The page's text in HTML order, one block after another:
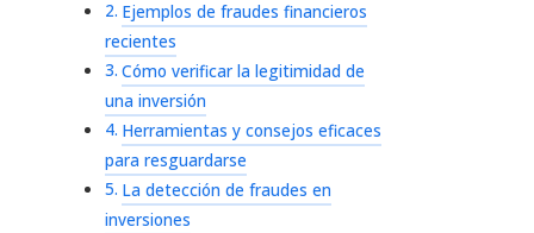
Ejemplos de fraudes financieros
recientes
Cómo verificar la legitimidad de
una inversión
Herramientas y consejos eficaces
para resguardarse
La detección de fraudes en
inversiones